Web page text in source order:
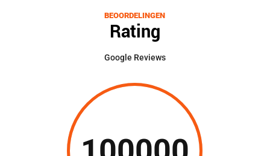
BEOORDELINGEN
Rating
Google Reviews